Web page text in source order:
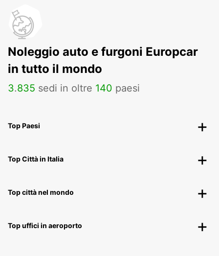
Noleggio auto e furgoni Europcar
in tutto il mondo
3.835 sedi in oltre 140 paesi
Top Paesi
Top Città in Italia
Top città nel mondo
Top uffici in aeroporto